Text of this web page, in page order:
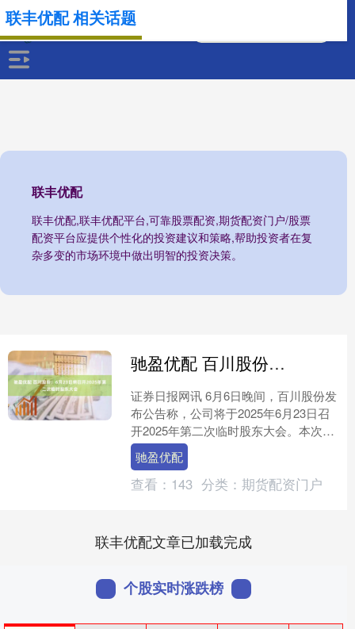
联丰优配
联丰优配,联丰优配平台,可靠股票配资,期货配资门户/股票
配资平台应提供个性化的投资建议和策略,帮助投资者在复
杂多变的市场环境中做出明智的投资决策。
联丰优配 相关话题
驰盈优配 百川股份：6月23日将召开2025年第二次临时股东大会
证券日报网讯 6月6日晚间，百川股份发
布公告称，公司将于2025年6月23日召
开2025年第二次临时股东大会。本次股
东大会将审议《关于续聘会计师事务所
的议案》等....
驰盈优配
查看： 143 分类： 期货配资门户
联丰优配文章已加载完成
个股实时涨跌榜